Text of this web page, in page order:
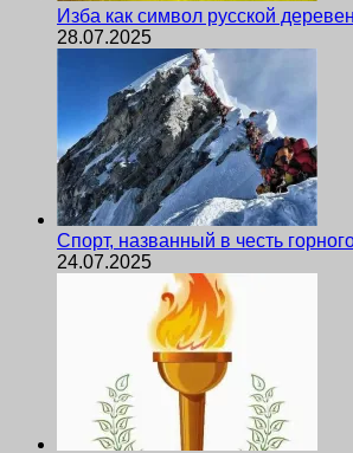
Изба как символ русской
28.07.2025
Спорт, названный в честь
24.07.2025